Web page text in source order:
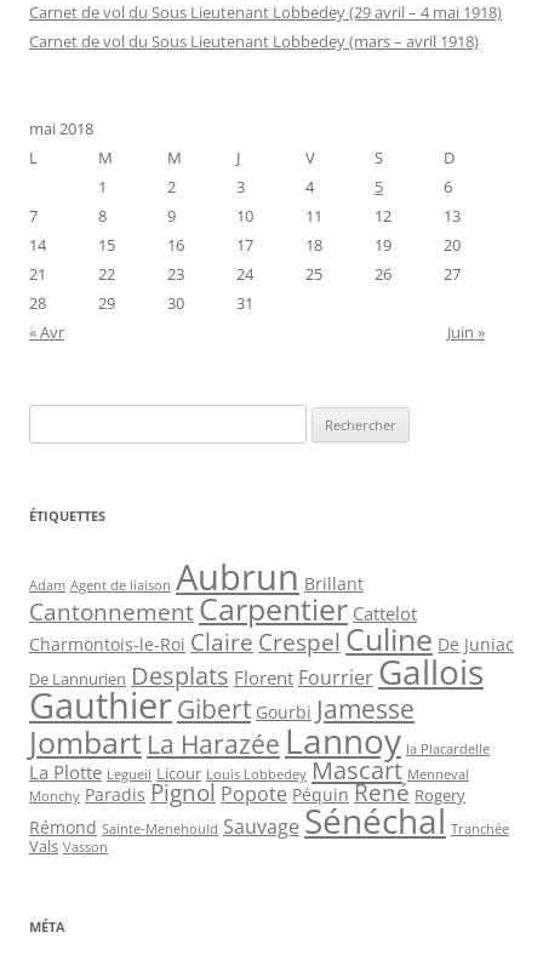
Carnet de vol du Sous Lieutenant Lobbedey (29 avril – 4 mai 1918)
Carnet de vol du Sous Lieutenant Lobbedey (mars – avril 1918)
mai 2018
L
M M J V S
D
1
2 3 4 5
6
7
8 9 10 11 12
13
14
15 16 17 18 19
20
21
22 23 24 25 26
27
28
29 30
31
« Avr
Juin »
ÉTIQUETTES
Adam Agent de liaison Aubrun Brillant
Cantonnement Carpentier Cattelot
Charmontois-le-Roi Claire Crespel Culine De Juniac
De Lannurien Desplats Florent Fourrier Gallois
GauthierGibert Gourbi Jamesse
Jombart La Harazée Lannoy la Placardelle
La Plotte Legueil Licour Louis Lobbedey Mascart Menneval
Monchy Paradis Pignol Popote Péquin René Rogery
Rémond Sainte-Menehould Sauvage Sénéchal Tranchée
Vals Vasson
MÉTA